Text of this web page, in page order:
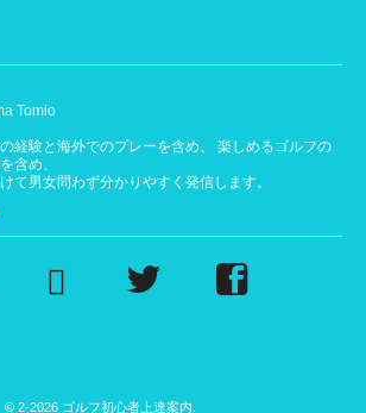
Tomio
経験と海外でのプレーを含め、 楽しめるゴルフの
含め、
て男女問わず分かりやすく発信します。
© 2-2026 ゴルフ初心者上達案内